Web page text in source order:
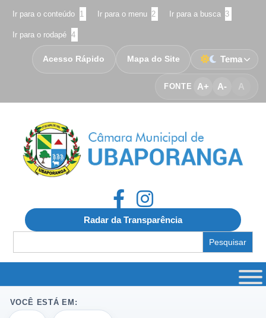
Ir para o conteúdo 1 Ir para o menu 2 Ir para a busca 3
Ir para o rodapé 4
FONTE A+ A- A
Acesso Rápido Mapa do Site Tema
Radar da Transparência
for:
VOCÊ ESTÁ EM: